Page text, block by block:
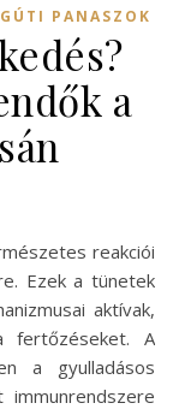
PANASZOK
a
Ezek a tünetek
aktívak,
fertőzéseket. A
a gyulladásos